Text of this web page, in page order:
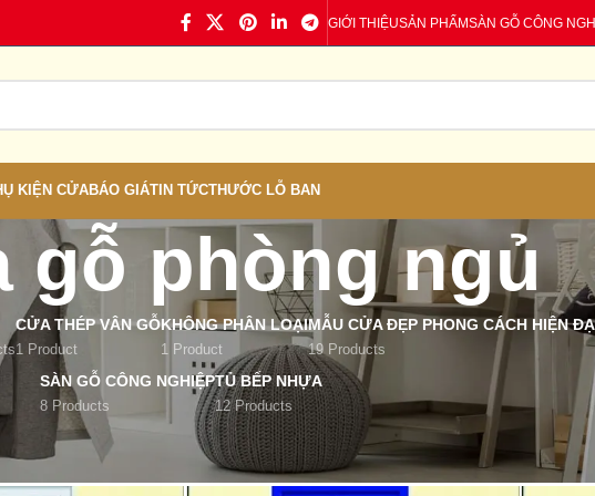
GIỚI THIỆUSẢN PHẨMSÀN GỖ CÔNG
KIỆN CỬABÁO GIÁTIN TỨCTHƯỚC LỖ BAN
gỗ phòng ngủ
CỬA THÉP VÂN GỖ
1 Product
KHÔNG PHÂN LOẠI
1 Product
MẪU CỬA ĐẸP PHONG CÁCH HIỆN
19 Products
SÀN GỖ CÔNG NGHIỆP
8 Products
TỦ BẾP NHỰA
12 Products
Sản phẩm được gắn thẻ “cửa gỗ phòng ngủ” Show 12 24